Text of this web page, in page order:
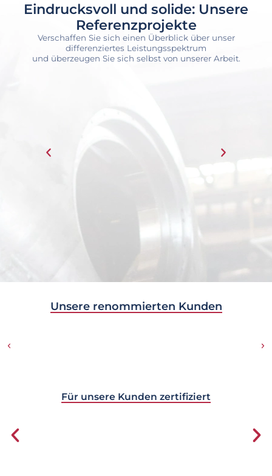
Eindrucksvoll und solide: Unsere
Referenzprojekte
Verschaffen Sie sich einen Überblick über unser
differenziertes Leistungsspektrum
und überzeugen Sie sich selbst von unserer Arbeit.
Unsere renommierten Kunden
Für unsere Kunden zertifiziert